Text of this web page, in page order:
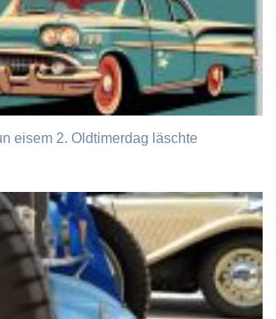
eisem 2. Oldtimerdag läschte